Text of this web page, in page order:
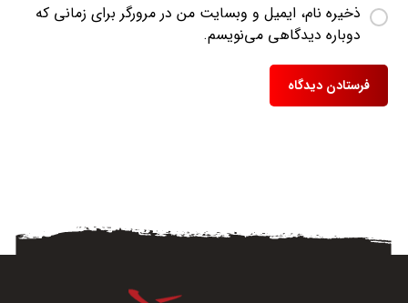
ذخیره نام، ایمیل و وبسایت من در مرورگر برای زمانی که
دوباره دیدگاهی می‌نویسم.